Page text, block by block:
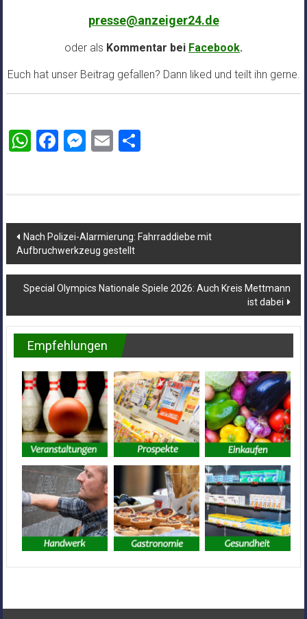
presse@anzeiger24.de
oder als Kommentar bei Facebook.
Euch hat unser Beitrag gefallen? Dann liked und teilt ihn gerne.
WhatsApp
Facebook
Messenger
EmailTeilen
Beitragsnavigation
Nach Polizei-Alarmierung: Fahrraddiebe mit
Aufbruchwerkzeug gestellt
Special Olympics Nationale Spiele 2026: Auch Kreis Mettmann
ist dabei
Empfehlungen